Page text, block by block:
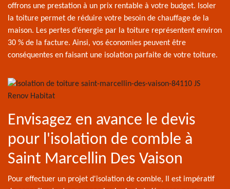
offrons une prestation à un prix rentable à votre budget. Isoler
la toiture permet de réduire votre besoin de chauffage de la
maison. Les pertes d’énergie par la toiture représentent environ
30 % de la facture. Ainsi, vos économies peuvent être
conséquentes en faisant une isolation parfaite de votre toiture.
Envisagez en avance le devis
pour l'isolation de comble à
Saint Marcellin Des Vaison
Pour effectuer un projet d'isolation de comble, Il est impératif